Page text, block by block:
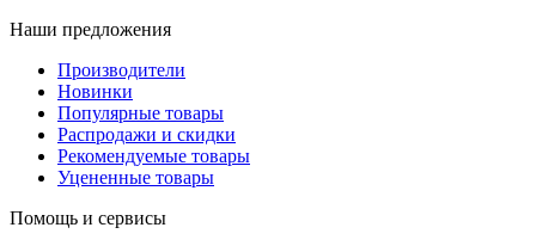
Наши предложения
Производители
Новинки
Популярные товары
Распродажи и скидки
Рекомендуемые товары
Уцененные товары
Помощь и сервисы